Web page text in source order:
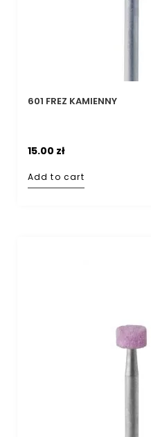
601 FREZ KAMIENNY
15.00 zł
Add to cart